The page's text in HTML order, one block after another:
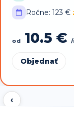
Ročne: 123 €
od 10.5 €
Objednať
‹